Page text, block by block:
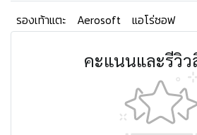
รองเท้าแตะ Aerosoft แอโร่ซอฟ
คะแนนและรีวิว